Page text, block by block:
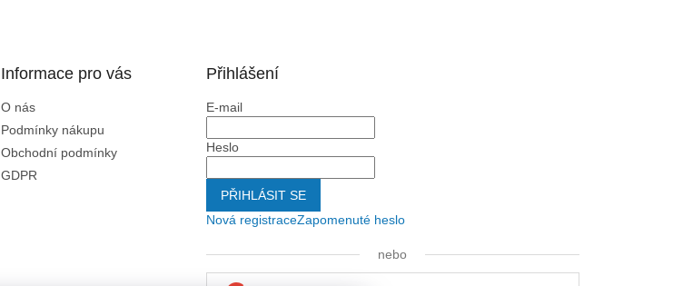
Informace pro vás
O nás
Podmínky nákupu
Obchodní podmínky
GDPR
Přihlášení
E-mail
Heslo
PŘIHLÁSIT SE
Nová registraceZapomenuté heslo
nebo